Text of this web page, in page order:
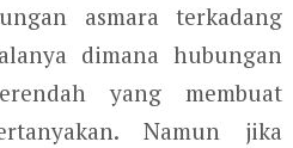
asmara terkadang
dimana hubungan
yang membuat
Namun jika